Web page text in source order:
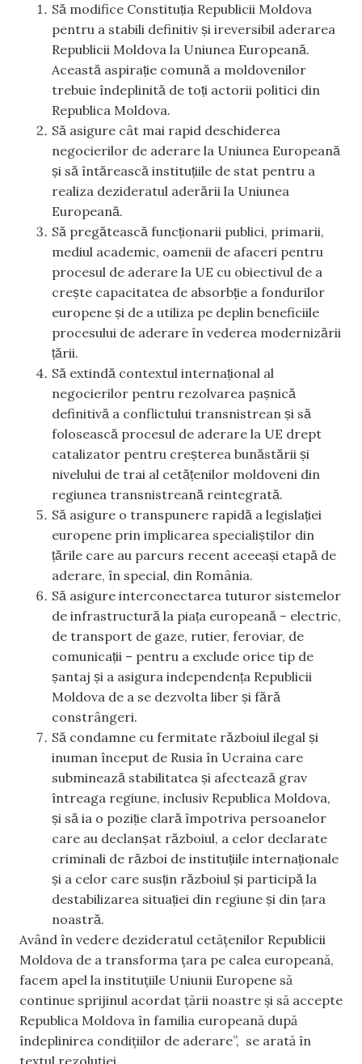
Să modifice Constituția Republicii Moldova
pentru a stabili definitiv și ireversibil aderarea
Republicii Moldova la Uniunea Europeană.
Această aspirație comună a moldovenilor
trebuie îndeplinită de toți actorii politici din
Republica Moldova.
Să asigure cât mai rapid deschiderea
negocierilor de aderare la Uniunea Europeană
și să întărească instituțiile de stat pentru a
realiza dezideratul aderării la Uniunea
Europeană.
Să pregătească funcționarii publici, primarii,
mediul academic, oamenii de afaceri pentru
procesul de aderare la UE cu obiectivul de a
crește capacitatea de absorbție a fondurilor
europene și de a utiliza pe deplin beneficiile
procesului de aderare în vederea modernizării
țării.
Să extindă contextul internațional al
negocierilor pentru rezolvarea pașnică
definitivă a conflictului transnistrean și să
folosească procesul de aderare la UE drept
catalizator pentru creșterea bunăstării și
nivelului de trai al cetățenilor moldoveni din
regiunea transnistreană reintegrată.
Să asigure o transpunere rapidă a legislației
europene prin implicarea specialiștilor din
țările care au parcurs recent aceeași etapă de
aderare, în special, din România.
Să asigure interconectarea tuturor sistemelor
de infrastructură la piața europeană – electric,
de transport de gaze, rutier, feroviar, de
comunicații – pentru a exclude orice tip de
șantaj și a asigura independența Republicii
Moldova de a se dezvolta liber și fără
constrângeri.
Să condamne cu fermitate războiul ilegal și
inuman început de Rusia în Ucraina care
subminează stabilitatea și afectează grav
întreaga regiune, inclusiv Republica Moldova,
și să ia o poziție clară împotriva persoanelor
care au declanșat războiul, a celor declarate
criminali de război de instituțiile internaționale
și a celor care susțin războiul și participă la
destabilizarea situației din regiune și din țara
noastră.
Având în vedere dezideratul cetățenilor Republicii
Moldova de a transforma țara pe calea europeană,
facem apel la instituțiile Uniunii Europene să
continue sprijinul acordat țării noastre și să accepte
Republica Moldova în familia europeană după
îndeplinirea condițiilor de aderare”, se arată în